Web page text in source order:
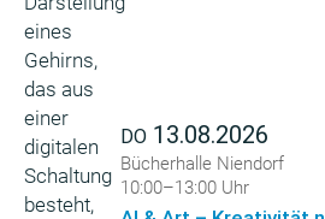
DO 13.08.2026
Bücherhalle Niendorf
10:00–13:00 Uhr